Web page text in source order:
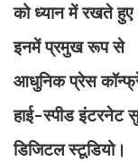
को ध्यान में रखते हुए
इनमें प्रमुख रूप से
आधुनिक प्रेस
हाई-स्पीड इंटरनेट
डिजिटल स्टूडियो।